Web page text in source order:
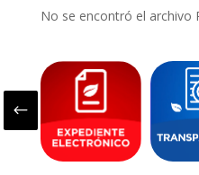
No se encontró el archivo
#